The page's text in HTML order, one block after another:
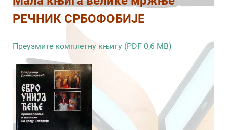
РЕЧНИК СРБОФОБИЈЕ
Преузмите комплетну књигу (PDF 0,6 MB)